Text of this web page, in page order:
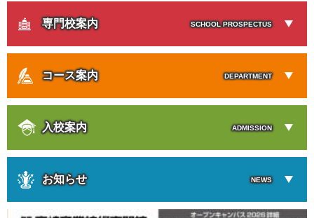
専門校案内 SCHOOL PROSPECTUS
コース案内 DEPARTMENT
入校案内 ADMISSION
お知らせ NEWS